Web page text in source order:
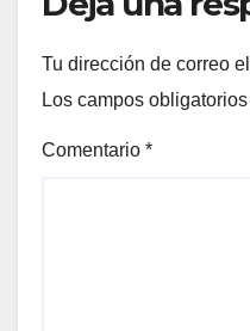
Tu dirección de correo
Los campos
Comentario *